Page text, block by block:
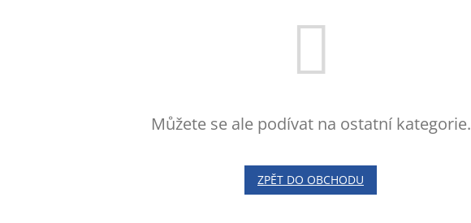
Můžete se ale podívat na ostatní kategorie.
ZPĚT DO OBCHODU